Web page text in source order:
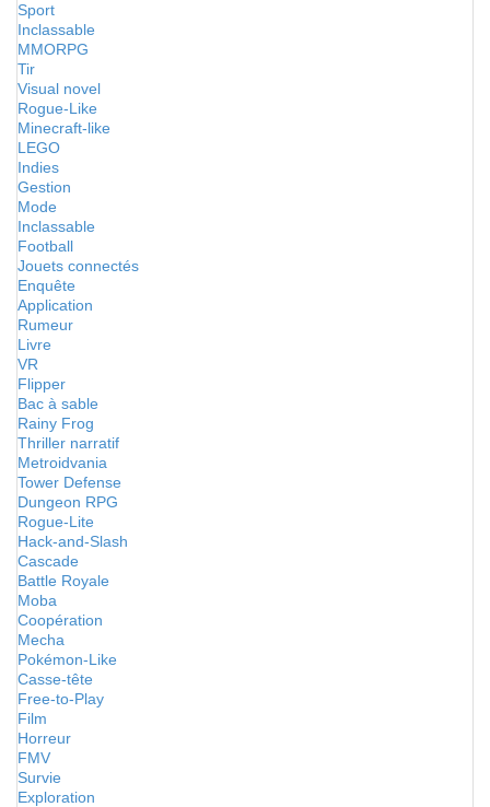
Sport
Inclassable
MMORPG
Tir
Visual novel
Rogue-Like
Minecraft-like
LEGO
Indies
Gestion
Mode
Inclassable
Football
Jouets connectés
Enquête
Application
Rumeur
Livre
VR
Flipper
Bac à sable
Rainy Frog
Thriller narratif
Metroidvania
Tower Defense
Dungeon RPG
Rogue-Lite
Hack-and-Slash
Cascade
Battle Royale
Moba
Coopération
Mecha
Pokémon-Like
Casse-tête
Free-to-Play
Film
Horreur
FMV
Survie
Exploration